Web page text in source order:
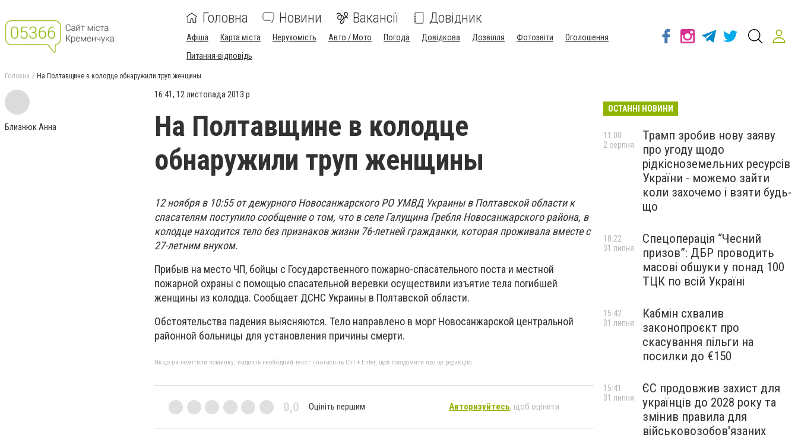
Головна Новини Вакансії Довідник
Афіша Карта міста Нерухомість Авто / Мото Погода Довідкова Дозвілля Фотозвіти
Оголошення
Питання-відповідь
Головна На Полтавщине в колодце обнаружили труп женщины
Близнюк Анна
16:41, 12 листопада 2013 р.
На Полтавщине в колодце
обнаружили труп женщины
12 ноября в 10:55 от дежурного Новосанжарского РО УМВД Украины в Полтавской области к
спасателям поступило сообщение о том, что в селе Галущина Гребля Новосанжарского района, в
колодце находится тело без признаков жизни 76-летней гражданки, которая проживала вместе с
27-летним внуком.
Прибыв на место ЧП, бойцы с Государственного пожарно-спасательного поста и местной
пожарной охраны с помощью спасательной веревки осуществили изъятие тела погибшей
женщины из колодца. Сообщает ДСНС Украины в Полтавской области.
Обстоятельства падения выясняются. Тело направлено в морг Новосанжарской центральной
районной больницы для установления причины смерти.
Якщо ви помітили помилку, виділіть необхідний текст і натисніть Ctrl + Enter, щоб повідомити про це редакцію
0,0 Оцініть першим Авторизуйтесь, щоб оцінити
ОСТАННІ НОВИНИ
Трамп зробив нову заяву
про угоду щодо
рідкісноземельних ресурсів
України - можемо зайти
коли захочемо і взяти будь-
що
11:00
2 серпня
Спецоперація “Чесний
призов”: ДБР проводить
масові обшуки у понад 100
ТЦК по всій Україні
18:22
31 липня
Кабмін схвалив
законопроєкт про
скасування пільги на
посилки до €150
15:42
31 липня
ЄС продовжив захист для
українців до 2028 року та
змінив правила для
військовозобов'язаних
15:41
31 липня